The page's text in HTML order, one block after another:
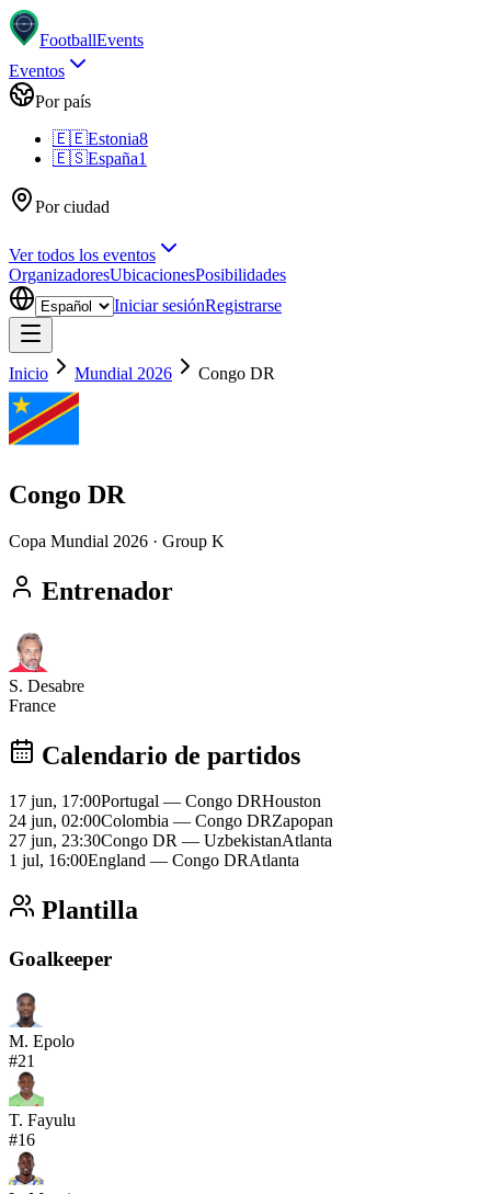
FootballEvents
Eventos
Por país
🇪🇪Estonia8
🇪🇸España1
Por ciudad
Ver todos los eventos
OrganizadoresUbicacionesPosibilidades
Iniciar sesiónRegistrarse
Inicio Mundial 2026 Congo DR
Congo DR
Copa Mundial 2026 · Group K
Entrenador
S. Desabre
France
Calendario de partidos
17 jun, 17:00Portugal — Congo DRHouston
24 jun, 02:00Colombia — Congo DRZapopan
27 jun, 23:30Congo DR — UzbekistanAtlanta
1 jul, 16:00England — Congo DRAtlanta
Plantilla
Goalkeeper
M. Epolo
#21
T. Fayulu
#16